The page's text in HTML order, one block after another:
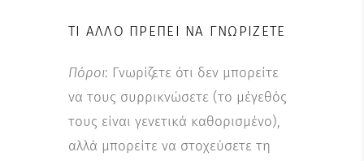
ΤΙ ΆΛΛΟ ΠΡΈΠΕΙ ΝΑ ΓΝΩΡΊΖΕΤΕ
Πόροι: Γνωρίζετε ότι δεν μπορείτε
να τους συρρικνώσετε (το μέγεθός
τους είναι γενετικά καθορισμένο),
αλλά μπορείτε να στοχεύσετε τη